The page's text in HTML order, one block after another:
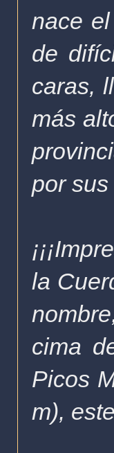
nace
de
caras,
más
por sus
la
cima
Picos
m),